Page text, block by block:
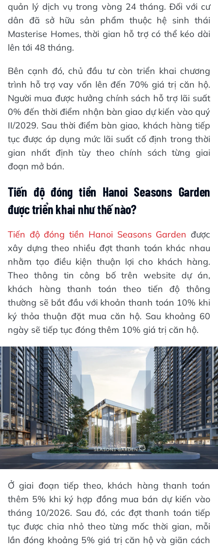
quản lý dịch vụ trong vòng 24 tháng. Đối với cư
dân đã sở hữu sản phẩm thuộc hệ sinh thái
Masterise Homes, thời gian hỗ trợ có thể kéo dài
lên tới 48 tháng.
Bên cạnh đó, chủ đầu tư còn triển khai chương
trình hỗ trợ vay vốn lên đến 70% giá trị căn hộ.
Người mua được hưởng chính sách hỗ trợ lãi suất
0% đến thời điểm nhận bàn giao dự kiến vào quý
II/2029. Sau thời điểm bàn giao, khách hàng tiếp
tục được áp dụng mức lãi suất cố định trong thời
gian nhất định tùy theo chính sách từng giai
đoạn mở bán.
Tiến độ đóng tiền Hanoi Seasons Garden
được triển khai như thế nào?
Tiến độ đóng tiền Hanoi Seasons Garden được
xây dựng theo nhiều đợt thanh toán khác nhau
nhằm tạo điều kiện thuận lợi cho khách hàng.
Theo thông tin công bố trên website dự án,
khách hàng thanh toán theo tiến độ thông
thường sẽ bắt đầu với khoản thanh toán 10% khi
ký thỏa thuận đặt mua căn hộ. Sau khoảng 60
ngày sẽ tiếp tục đóng thêm 10% giá trị căn hộ.
Ở giai đoạn tiếp theo, khách hàng thanh toán
thêm 5% khi ký hợp đồng mua bán dự kiến vào
tháng 10/2026. Sau đó, các đợt thanh toán tiếp
tục được chia nhỏ theo từng mốc thời gian, mỗi
lần đóng khoảng 5% giá trị căn hộ và giãn cách